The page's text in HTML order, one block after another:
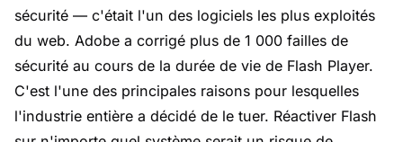
sécurité — c'était l'un des logiciels les plus exploités
du web. Adobe a corrigé plus de 1 000 failles de
sécurité au cours de la durée de vie de Flash Player.
C'est l'une des principales raisons pour lesquelles
l'industrie entière a décidé de le tuer. Réactiver Flash